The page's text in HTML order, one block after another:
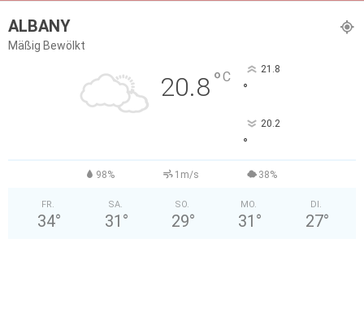
ALBANY
Mäßig Bewölkt
20.8°C 21.8
°
20.2
°
98% 1m/s 38%
FR.
34°
SA.
31 °
SO.
29°
MO.
31 °
DI.
27°